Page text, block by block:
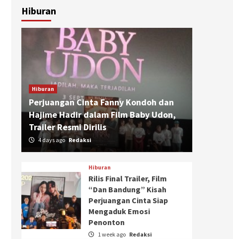
Hiburan
Hiburan
Perjuangan Cinta Fanny Kondoh dan
Hajime Hadir dalam Film Baby Udon,
Trailer Resmi Dirilis
4 days ago Redaksi
Hiburan
Rilis Final Trailer, Film
“Dan Bandung” Kisah
Perjuangan Cinta Siap
Mengaduk Emosi
Penonton
1 week ago Redaksi